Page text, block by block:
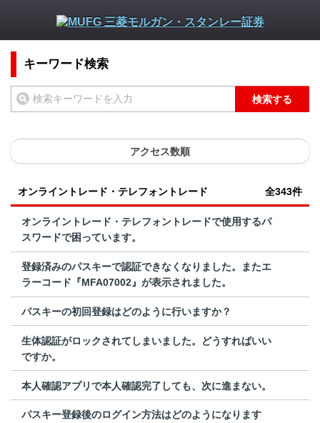
キーワード検索
検索する
アクセス数順
オンライントレード・テレフォントレード 全343件
オンライントレード・テレフォントレードで使用するパ
スワードで困っています。
登録済みのパスキーで認証できなくなりました。またエ
ラーコード『MFA07002』が表示されました。
パスキーの初回登録はどのように行いますか？
生体認証がロックされてしまいました。どうすればいい
ですか。
本人確認アプリで本人確認完了しても、次に進まない。
パスキー登録後のログイン方法はどのようになります